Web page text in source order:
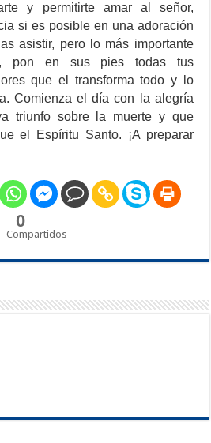
y permitirte amar al señor,
si es posible en una adoración
asistir, pero lo más importante
pon en sus pies todas tus
que el transforma todo y lo
Comienza el día con la alegría
triunfo sobre la muerte y que
el Espíritu Santo. ¡A preparar
0
Compartidos